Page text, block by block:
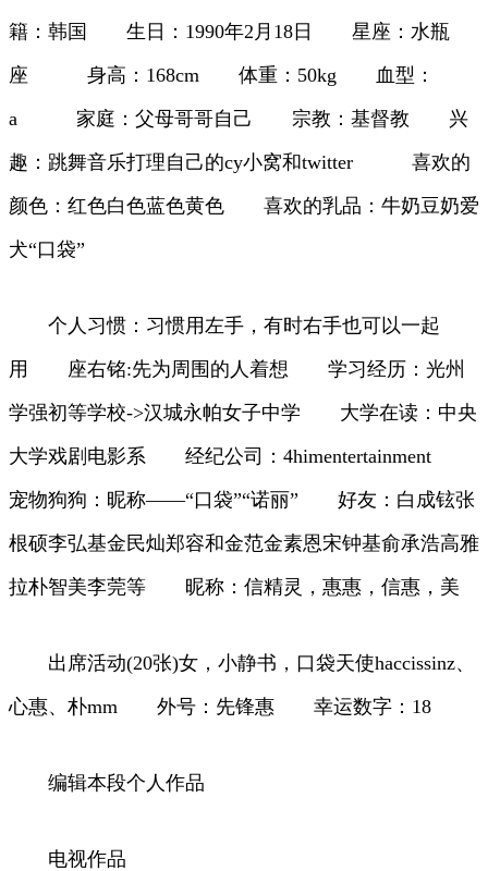
籍：韩国 生日：1990年2月18日 星座：水瓶
座 身高：168cm 体重：50kg 血型：
a 家庭：父母哥哥自己 宗教：基督教 兴
趣：跳舞音乐打理自己的cy小窝和twitter 喜欢的
颜色：红色白色蓝色黄色 喜欢的乳品：牛奶豆奶爱
犬“口袋”
个人习惯：习惯用左手，有时右手也可以一起
用 座右铭:先为周围的人着想 学习经历：光州
学强初等学校->汉城永帕女子中学 大学在读：中央
大学戏剧电影系 经纪公司：4himentertainment
宠物狗狗：昵称——“口袋”“诺丽” 好友：白成铉张
根硕李弘基金民灿郑容和金范金素恩宋钟基俞承浩高雅
拉朴智美李莞等 昵称：信精灵，惠惠，信惠，美
出席活动(20张)女，小静书，口袋天使haccissinz、
心惠、朴mm 外号：先锋惠 幸运数字：18
编辑本段个人作品
电视作品